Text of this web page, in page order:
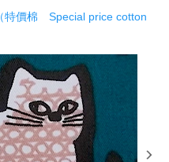
特價棉 Special price cotton